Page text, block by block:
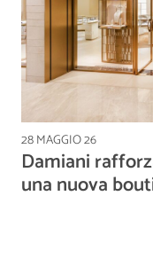
28 MAGGIO 26
Damiani
una nuova